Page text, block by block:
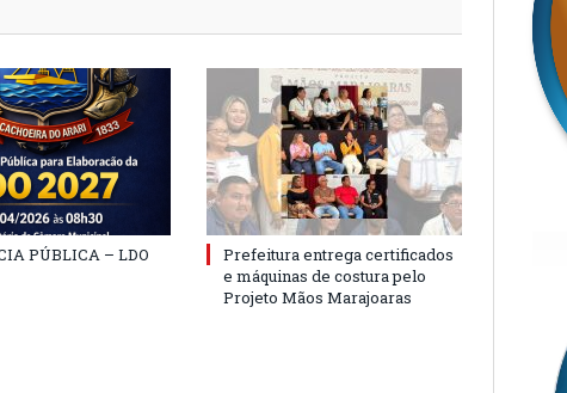
PÚBLICA – LDO
Prefeitura entrega certificados
e máquinas de costura pelo
Projeto Mãos Marajoaras